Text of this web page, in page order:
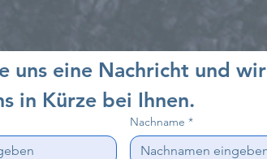
uns eine Nachricht und wir
in Kürze bei Ihnen.
Nachname *